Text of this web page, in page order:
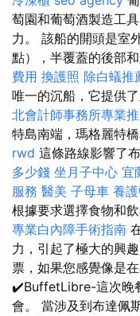
萄園和葡萄酒製造工
力。 該船的開頭是室
點），半覆蓋的後部
費用 換護照 除白蟻推
唯一的沉船，它提供
北會計師事務所專業
特島南端，瑪格麗特
rwd 這條路線影響了
多少錢 坐月子中心 宜
服務 醫美 子母車 養
根據要求選擇食物和飲
專業白內障手術指南
力，引起了極大的興
票，如果您感覺像是
✔️BuffetLibre-這次晚
會。 當涉及到布達佩